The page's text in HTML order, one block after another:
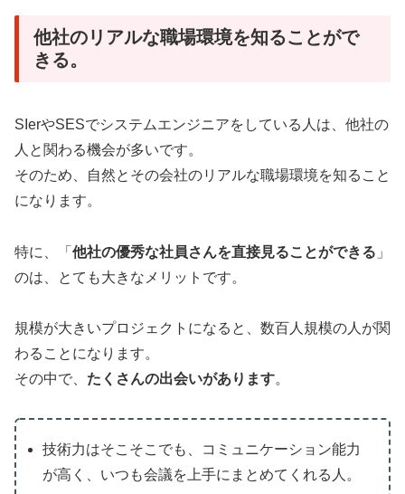
他社のリアルな職場環境を知ることがで
きる。
SIerやSESでシステムエンジニアをしている人は、他社の
人と関わる機会が多いです。
そのため、自然とその会社のリアルな職場環境を知ること
になります。
特に、「 他社の優秀な社員さんを直接見ることができる 」
のは、とても大きなメリットです。
規模が大きいプロジェクトになると、数百人規模の人が関
わることになります。
その中で、 たくさんの出会いがあります。
技術力はそこそこでも、コミュニケーション能力
が高く、いつも会議を上手にまとめてくれる人。